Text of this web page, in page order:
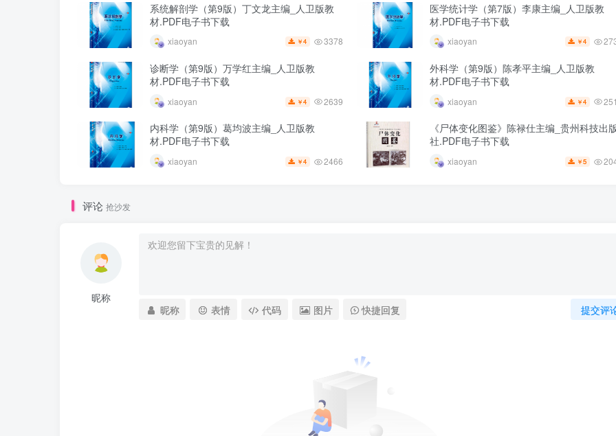
系统解剖学（第9版）丁文龙主编_人卫版教
材.PDF电子书下载
xiaoyan ￥4 3378
医学统计学（第7版）李康主编_人卫版教
材.PDF电子书下载
xiaoyan ￥4
诊断学（第9版）万学红主编_人卫版教
材.PDF电子书下载
xiaoyan ￥4 2639
外科学（第9版）陈孝平主编_人卫版教
材.PDF电子书下载
xiaoyan ￥4
内科学（第9版）葛均波主编_人卫版教
材.PDF电子书下载
xiaoyan ￥4 2466
《尸体变化图鉴》陈禄仕主编_贵州科技出
社.PDF电子书下载
xiaoyan ￥5
评论 抢沙发
昵称
提交评
昵称 表情 代码 图片 快捷回复